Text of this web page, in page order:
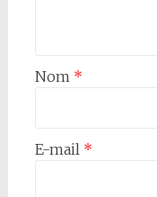
Nom *
E-mail *